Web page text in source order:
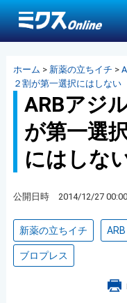
ホーム > 新薬の立ちイチ >
２割が第一選択にはしない
ARBアジ
が第一選
にはしな
公開日時 2014/12/27 00:00
新薬の立ちイチ ARB
ブロプレス